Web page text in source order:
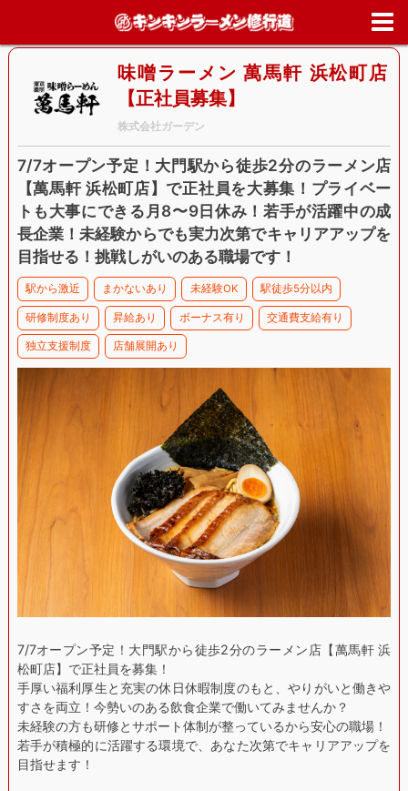
>東京都>港区>味噌ラーメン 萬馬軒 浜松町店【正
味噌ラーメン 萬馬軒 浜松町店
【正社員募集】
株式会社ガーデン
7/7オープン予定！大門駅から徒歩2分のラーメン店
【萬馬軒 浜松町店】で正社員を大募集！プライベー
トも大事にできる月8〜9日休み！若手が活躍中の成
長企業！未経験からでも実力次第でキャリアアップを
目指せる！挑戦しがいのある職場です！
駅から激近 まかないあり 未経験OK 駅徒歩5分以内
研修制度あり 昇給あり ボーナス有り 交通費支給有り
独立支援制度 店舗展開あり
7/7オープン予定！大門駅から徒歩2分のラーメン店【萬馬軒 浜
松町店】で正社員を募集！
手厚い福利厚生と充実の休日休暇制度のもと、やりがいと働きや
すさを両立！今勢いのある飲食企業で働いてみませんか？
未経験の方も研修とサポート体制が整っているから安心の職場！
若手が積極的に活躍する環境で、あなた次第でキャリアアップを
目指せます！